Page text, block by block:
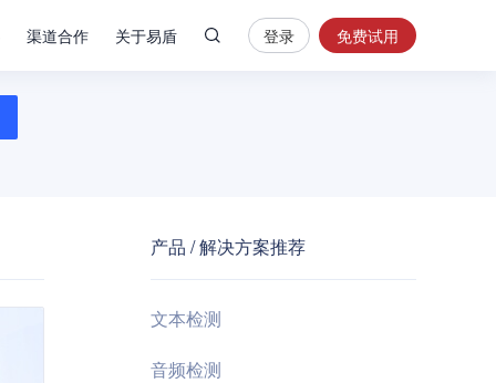
渠道合作 关于易盾
安
全
登录 免费试用
产品 / 解决方案推荐
文本检测
音频检测